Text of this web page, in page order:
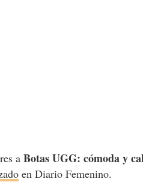
aBotas UGG: cómoda y
en Diario Femenino.